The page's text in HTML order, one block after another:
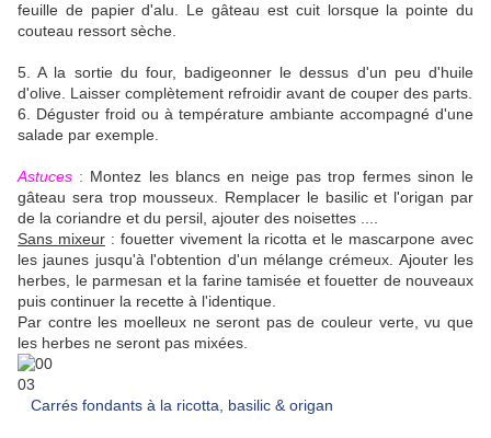
feuille de papier d'alu. Le gâteau est cuit lorsque la pointe du
couteau ressort sèche.
5. A la sortie du four, badigeonner le dessus d'un peu d'huile
d'olive. Laisser complètement refroidir avant de couper des parts.
6. Déguster froid ou à température ambiante accompagné d'une
salade par exemple.
Astuces : Montez les blancs en neige pas trop fermes sinon le
gâteau sera trop mousseux. Remplacer le basilic et l'origan par
de la coriandre et du persil, ajouter des noisettes ....
Sans mixeur: fouetter vivement la ricotta et le mascarpone avec
les jaunes jusqu'à l'obtention d'un mélange crémeux. Ajouter les
herbes, le parmesan et la farine tamisée et fouetter de nouveaux
puis continuer la recette à l'identique.
Par contre les moelleux ne seront pas de couleur verte, vu que
les herbes ne seront pas mixées.
Carrés fondants à la ricotta, basilic & origan